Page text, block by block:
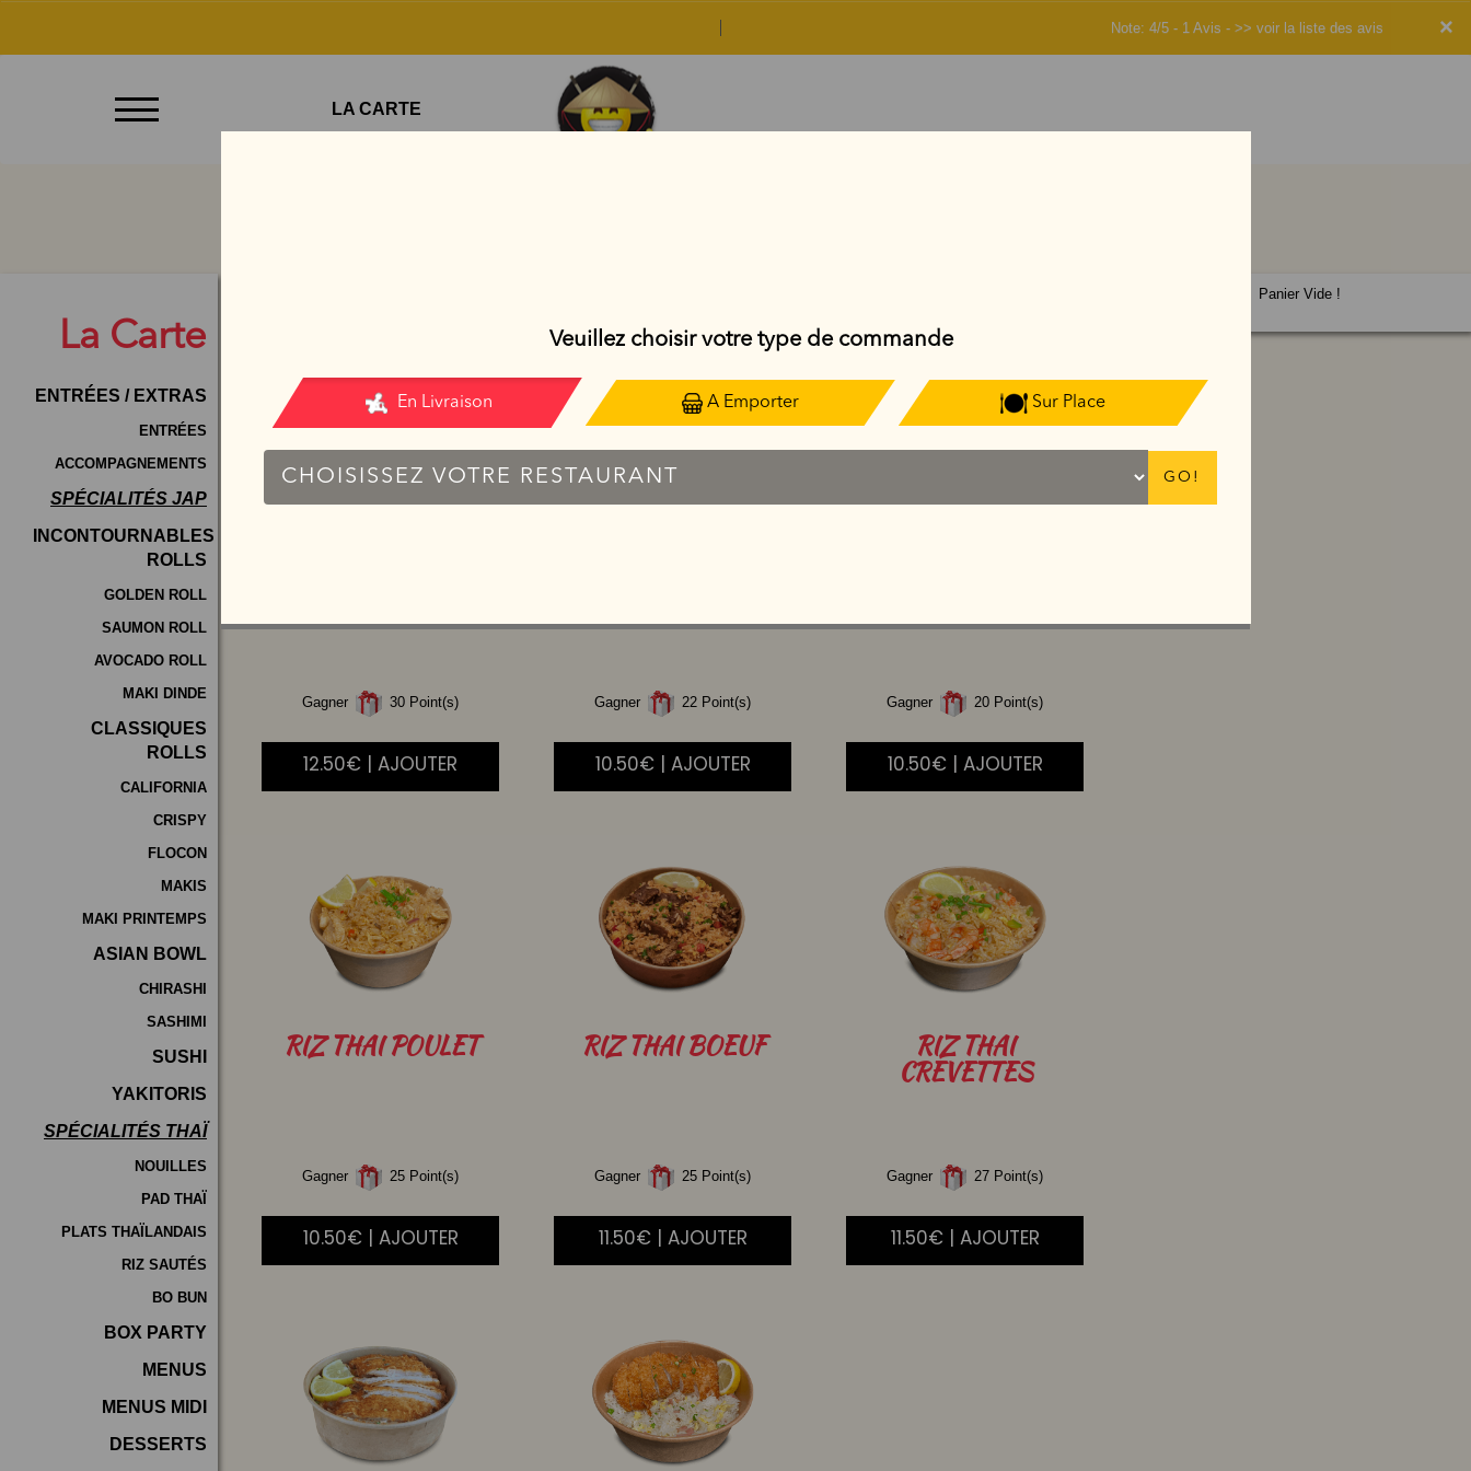
×
Note: 4/5 - 1 Avis - >> voir la liste des avis
Emporter
Contact
Mentions
Légales
Programme
De
Fidélité
Vos
Avis
de
LA CARTE
La Carte
ENTRÉES / EXTRAS
ENTRÉES
ACCOMPAGNEMENTS
SPÉCIALITÉS JAP
INCONTOURNABLES
ROLLS
GOLDEN ROLL
SAUMON ROLL
AVOCADO ROLL
MAKI DINDE
CLASSIQUES
ROLLS
CALIFORNIA
CRISPY
FLOCON
MAKIS
MAKI PRINTEMPS
ASIAN BOWL
CHIRASHI
SASHIMI
SUSHI
YAKITORIS
SPÉCIALITÉS THAÏ
NOUILLES
PAD THAÏ
PLATS THAÏLANDAIS
RIZ SAUTÉS
BO BUN
BOX PARTY
MENUS
MENUS MIDI
DESSERTS
Gagner 30 Point(s)
12.50€ | AJOUTER
Gagner 22 Point(s)
10.50€ | AJOUTER
Gagner 20 Point(s)
10.50€ | AJOUTER
RIZTHAI POULET
Gagner 25 Point(s)
10.50€ | AJOUTER
RIZTHAI BOEUF
Gagner 25 Point(s)
11.50€ | AJOUTER
RIZTHAI
CREVETTES
Gagner 27 Point(s)
11.50€ | AJOUTER
Panier Vide !